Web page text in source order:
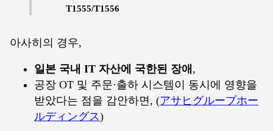
T1555/T1556
아사히의 경우,
일본 국내 IT 자산에 국한된 장애 ,
공장 OT 및 주문·출하 시스템이 동시에 영향을
받았다는 점을 감안하면, (アサヒグループホー
ルディングス)